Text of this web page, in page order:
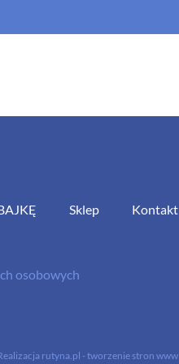
Sklep Kontakt
osobowych
rutyna.pl - tworzenie stron www